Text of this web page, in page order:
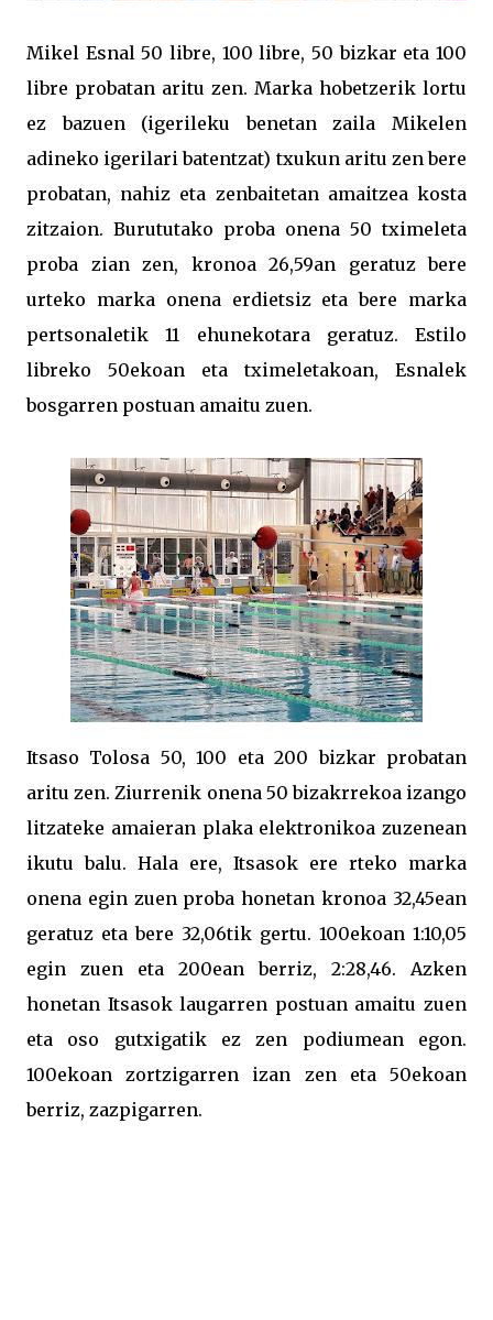
Mikel Esnal 50 libre, 100 libre, 50 bizkar eta 100
libre probatan aritu zen. Marka hobetzerik lortu
ez bazuen (igerileku benetan zaila Mikelen
adineko igerilari batentzat) txukun aritu zen bere
probatan, nahiz eta zenbaitetan amaitzea kosta
zitzaion. Burututako proba onena 50 tximeleta
proba zian zen, kronoa 26,59an geratuz bere
urteko marka onena erdietsiz eta bere marka
pertsonaletik 11 ehunekotara geratuz. Estilo
libreko 50ekoan eta tximeletakoan, Esnalek
bosgarren postuan amaitu zuen.
Itsaso Tolosa 50, 100 eta 200 bizkar probatan
aritu zen. Ziurrenik onena 50 bizakrrekoa izango
litzateke amaieran plaka elektronikoa zuzenean
ikutu balu. Hala ere, Itsasok ere rteko marka
onena egin zuen proba honetan kronoa 32,45ean
geratuz eta bere 32,06tik gertu. 100ekoan 1:10,05
egin zuen eta 200ean berriz, 2:28,46. Azken
honetan Itsasok laugarren postuan amaitu zuen
eta oso gutxigatik ez zen podiumean egon.
100ekoan zortzigarren izan zen eta 50ekoan
berriz, zazpigarren.